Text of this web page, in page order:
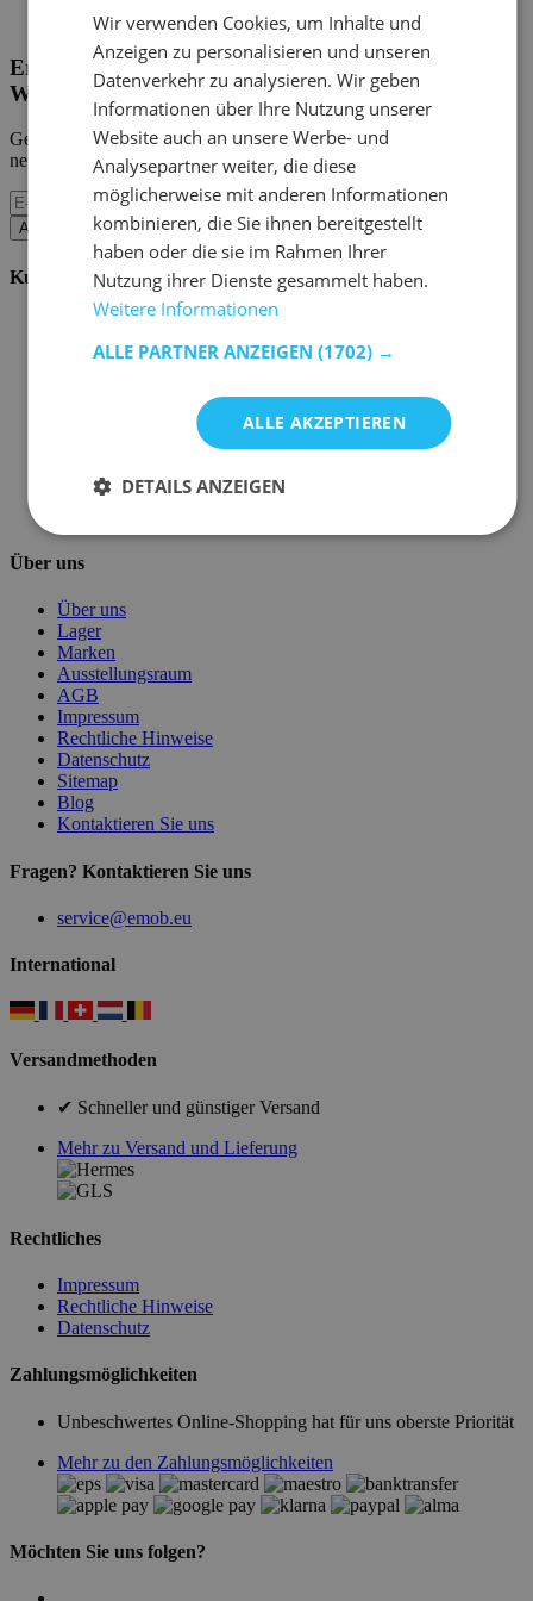
Home Emob|Mein Konto
Erhalten Sie unsere neuen Kollektionen und
Werbeaktionen.
Geben Sie uns Ihre E-Mail und Sie werden monatlich über die
neuesten Ereignisse informiert.
Abonnieren
Kundenservice
Zahlungsmöglichkeiten
Stornieren oder retournieren
Pflegehinweise
Paswort Vergessen?
Über uns
Über uns
Lager
Marken
Ausstellungsraum
AGB
Impressum
Rechtliche Hinweise
Datenschutz
Sitemap
Blog
Kontaktieren Sie uns
Fragen? Kontaktieren Sie uns
service@emob.eu
International
Versandmethoden
✔ Schneller und günstiger Versand
Mehr zu Versand und Lieferung
Rechtliches
Impressum
Rechtliche Hinweise
Datenschutz
Zahlungsmöglichkeiten
Unbeschwertes Online-Shopping hat für uns oberste Priorität
Mehr zu den Zahlungsmöglichkeiten
Möchten Sie uns folgen?
Wir verwenden Cookies, um Inhalte und
Anzeigen zu personalisieren und unseren
Datenverkehr zu analysieren. Wir geben
Informationen über Ihre Nutzung unserer
Website auch an unsere Werbe- und
Analysepartner weiter, die diese
möglicherweise mit anderen Informationen
kombinieren, die Sie ihnen bereitgestellt
haben oder die sie im Rahmen Ihrer
Nutzung ihrer Dienste gesammelt haben.
Weitere Informationen
ALLE PARTNER ANZEIGEN (1702) →
ALLE AKZEPTIEREN
DETAILS ANZEIGEN